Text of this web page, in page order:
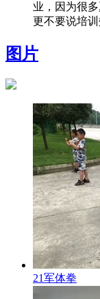
业，因为很
更不要说培训
图片
21军体拳